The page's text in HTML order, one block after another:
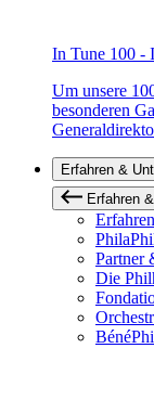
In Tune 100 -
Um unsere
besonderen
Erfahren &
Erfahren
Partner
Die